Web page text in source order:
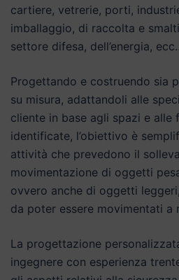
cartiere, vetrerie, porti,
imballaggio, di raccolta e
settore difesa, dell’energia,
Progettando e costruendo sia
su misura, adattandoli alle
cliente in base agli spazi e alle
identificate, l’obiettivo è
attività che prevedono il
movimentazione di oggetti
ovvero anche di oggetti
da poter essere movimentati a
La progettazione
ingegnere con esperienza